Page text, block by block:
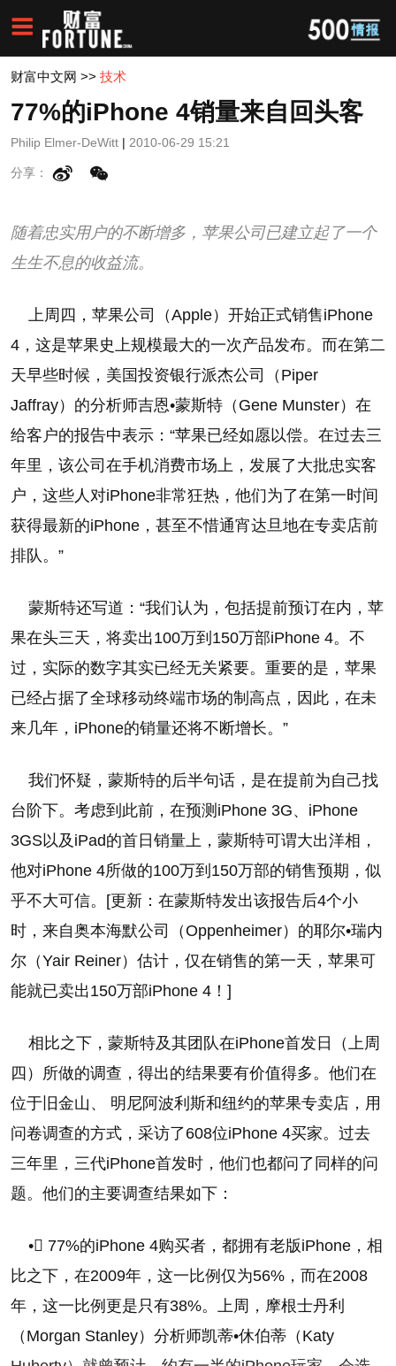
财富中文网 >> 技术
77%的iPhone 4销量来自回头客
Philip Elmer-DeWitt | 2010-06-29 15:21
分享：
随着忠实用户的不断增多，苹果公司已建立起了一个
生生不息的收益流。
上周四，苹果公司（Apple）开始正式销售iPhone
4，这是苹果史上规模最大的一次产品发布。而在第二
天早些时候，美国投资银行派杰公司（Piper
Jaffray）的分析师吉恩•蒙斯特（Gene Munster）在
给客户的报告中表示：“苹果已经如愿以偿。在过去三
年里，该公司在手机消费市场上，发展了大批忠实客
户，这些人对iPhone非常狂热，他们为了在第一时间
获得最新的iPhone，甚至不惜通宵达旦地在专卖店前
排队。”
蒙斯特还写道：“我们认为，包括提前预订在内，苹
果在头三天，将卖出100万到150万部iPhone 4。不
过，实际的数字其实已经无关紧要。重要的是，苹果
已经占据了全球移动终端市场的制高点，因此，在未
来几年，iPhone的销量还将不断增长。”
我们怀疑，蒙斯特的后半句话，是在提前为自己找
台阶下。考虑到此前，在预测iPhone 3G、iPhone
3GS以及iPad的首日销量上，蒙斯特可谓大出洋相，
他对iPhone 4所做的100万到150万部的销售预期，似
乎不大可信。[更新：在蒙斯特发出该报告后4个小
时，来自奥本海默公司（Oppenheimer）的耶尔•瑞内
尔（Yair Reiner）估计，仅在销售的第一天，苹果可
能就已卖出150万部iPhone 4！]
相比之下，蒙斯特及其团队在iPhone首发日（上周
四）所做的调查，得出的结果要有价值得多。他们在
位于旧金山、 明尼阿波利斯和纽约的苹果专卖店，用
问卷调查的方式，采访了608位iPhone 4买家。过去
三年里，三代iPhone首发时，他们也都问了同样的问
题。他们的主要调查结果如下：
• 77%的iPhone 4购买者，都拥有老版iPhone，相
比之下，在2009年，这一比例仅为56%，而在2008
年，这一比例更是只有38%。上周，摩根士丹利
（Morgan Stanley）分析师凯蒂•休伯蒂（Katy